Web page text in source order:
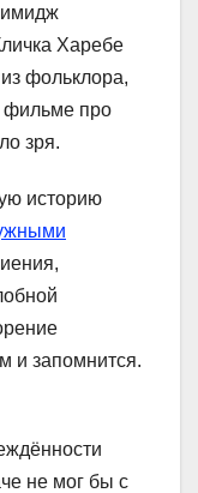
имидж
Харебе
фольклора,
фильме про
зря.
историю
и запомнится.
не мог бы с